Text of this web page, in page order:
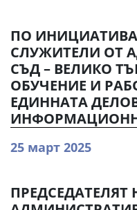
ПО
СЛУЖИТЕЛИ ОТ
СЪД – ВЕЛИКО
ОБУЧЕНИЕ И
ЕДИННАТА
25 март 2025
ПРЕДСЕДАТЕЛЯТ